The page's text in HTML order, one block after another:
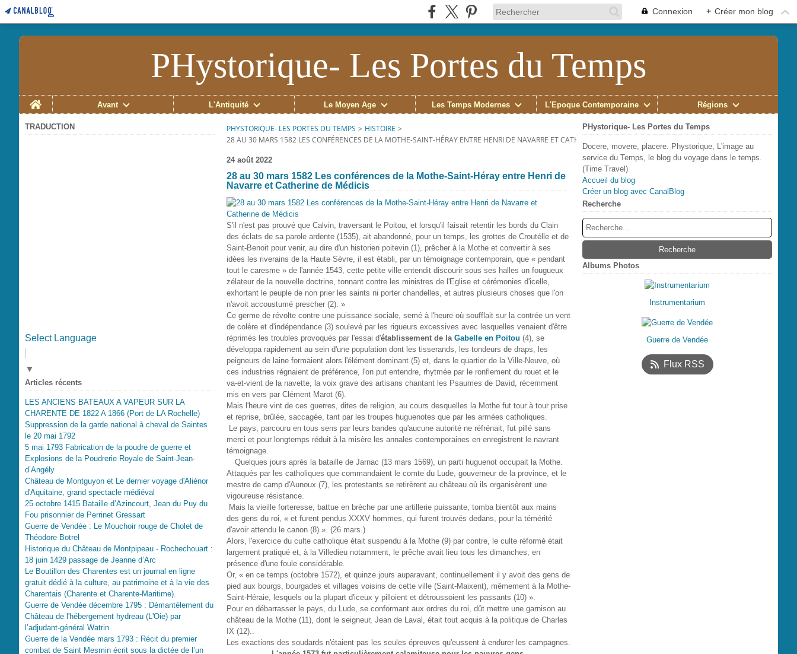
Connexion + Créer mon blog
PHystorique- Les Portes du Temps
Home
Avant L'Antiquité Le Moyen Âge Les Temps Modernes L'Époque Contemporaine Régions
TRADUCTION
Select Language
▼
Articles récents
LES ANCIENS BATEAUX A VAPEUR SUR LA
CHARENTE DE 1822 A 1866 (Port de LA Rochelle)
Suppression de la garde national à cheval de Saintes
le 20 mai 1792
5 mai 1793 Fabrication de la poudre de guerre et
Explosions de la Poudrerie Royale de Saint-Jean-
d’Angély
Château de Montguyon et Le dernier voyage d'Aliénor
d'Aquitaine, grand spectacle médiéval
25 octobre 1415 Bataille d’Azincourt, Jean du Puy du
Fou prisonnier de Perrinet Gressart
Guerre de Vendée : Le Mouchoir rouge de Cholet de
Théodore Botrel
Historique du Château de Montpipeau - Rochechouart :
18 juin 1429 passage de Jeanne d’Arc
Le Boutillon des Charentes est un journal en ligne
gratuit dédié à la culture, au patrimoine et à la vie des
Charentais (Charente et Charente-Maritime).
Guerre de Vendée décembre 1795 : Démantèlement du
Château de l'hébergement hydreau (L'Oie) par
l’adjudant-général Watrin
Guerre de la Vendée mars 1793 : Récit du premier
combat de Saint Mesmin écrit sous la dictée de l’un
PHYSTORIQUE- LES PORTES DU TEMPS > HISTOIRE >
28 AU 30 MARS 1582 LES CONFÉRENCES DE LA MOTHE-SAINT-HÉRAY ENTRE HENRI DE NAVARRE ET CATHERINE DE MÉDICIS
24 août 2022
28 au 30 mars 1582 Les conférences de la Mothe-Saint-Héray entre Henri de
Navarre et Catherine de Médicis
S'il n'est pas prouvé que Calvin, traversant le Poitou, et lorsqu'il faisait retentir les bords du Clain
des éclats de sa parole ardente (1535), ait abandonné, pour un temps, les grottes de Croutélle et de
Saint-Benoit pour venir, au dire d'un historien poitevin (1), prêcher à la Mothe et convertir à ses
idées les riverains de la Haute Sèvre, il est établi, par un témoignage contemporain, que « pendant
tout le caresme » de l'année 1543, cette petite ville entendit discourir sous ses halles un fougueux
zélateur de la nouvelle doctrine, tonnant contre les ministres de l'Eglise et cérémonies d'icelle,
exhortant le peuple de non prier les saints ni porter chandelles, et autres plusieurs choses que l'on
n'avoit accoustumé prescher (2). »
Ce germe de révolte contre une puissance sociale, semé à l'heure où soufflait sur la contrée un vent
de colère et d'indépendance (3) soulevé par les rigueurs excessives avec lesquelles venaient d'être
réprimés les troubles provoqués par l'essai d'établissement de laGabelle en Poitou (4), se
développa rapidement au sein d'une population dont les tisserands, les tondeurs de draps, les
peigneurs de laine formaient alors l'élément dominant (5) et, dans le quartier de la Ville-Neuve, où
ces industries régnaient de préférence, l'on put entendre, rhytmée par le ronflement du rouet et le
va-et-vient de la navette, la voix grave des artisans chantant les Psaumes de David, récemment
mis en vers par Clément Marot (6).
Mais l'heure vint de ces guerres, dites de religion, au cours desquelles la Mothe fut tour à tour prise
et reprise, brûlée, saccagée, tant par les troupes huguenotes que par les armées catholiques.
Le pays, parcouru en tous sens par leurs bandes qu'aucune autorité ne réfrénait, fut pillé sans
merci et pour longtemps réduit à la misère les annales contemporaines en enregistrent le navrant
témoignage.
Quelques jours après la bataille de Jarnac (13 mars 1569), un parti huguenot occupait la Mothe.
Attaqués par les catholiques que commandaient le comte du Lude, gouverneur de la province, et le
mestre de camp d'Aunoux (7), les protestants se retirèrent au château où ils organisèrent une
vigoureuse résistance.
Mais la vieille forteresse, battue en brèche par une artillerie puissante, tomba bientôt aux mains
des gens du roi, « et furent pendus XXXV hommes, qui furent trouvés dedans, pour la témérité
d'avoir attendu le canon (8) ». (26 mars.)
Alors, l'exercice du culte catholique était suspendu à la Mothe (9) par contre, le culte réformé était
largement pratiqué et, à la Villedieu notamment, le prêche avait lieu tous les dimanches, en
présence d'une foule considérable.
Or, « en ce temps (octobre 1572), et quinze jours auparavant, continuellement il y avoit des gens de
pied aux bourgs, bourgades et villages voisins de cette ville (Saint-Maixent), mêmement à la Mothe-
Saint-Héraie, lesquels ou la plupart d'iceux y pilloient et détroussoient les passants (10) ».
Pour en débarrasser le pays, du Lude, se conformant aux ordres du roi, dût mettre une garnison au
château de la Mothe (11), dont le seigneur, Jean de Laval, était tout acquis à la politique de Charles
IX (12)..
Les exactions des soudards n'étaient pas les seules épreuves qu'eussent à endurer les campagnes.
PHystorique- Les Portes du Temps
Docere, movere, placere. Phystorique, L'image au
service du Temps, le blog du voyage dans le temps.
(Time Travel)
Accueil du blog
Créer un blog avec CanalBlog
Recherche
Albums Photos
Instrumentarium
Guerre de Vendée
Flux RSS